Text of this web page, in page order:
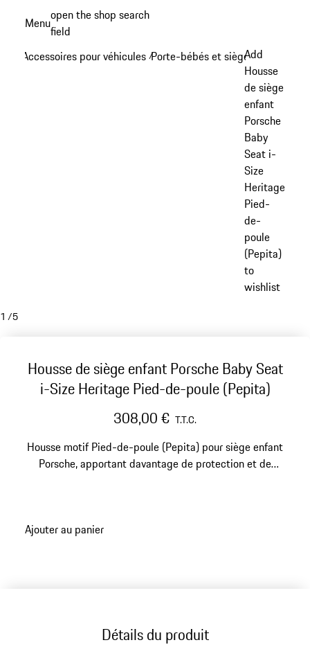
principal
Menuopen the shop search
field
Accessoires pour véhicules /Porte-bébés et sièges enfants
Add
Housse
de siège
enfant
Porsche
Baby
Seat i-
Size
Heritage
Pied-
de-
poule
(Pepita)
to
wishlist
1 /5
Housse de siège enfant Porsche Baby Seat
i-Size Heritage Pied-de-poule (Pepita)
308,00 € T.T.C.
Housse motif Pied-de-poule (Pepita) pour siège enfant
Porsche, apportant davantage de protection et de
Ajouter au panier
Détails du produit